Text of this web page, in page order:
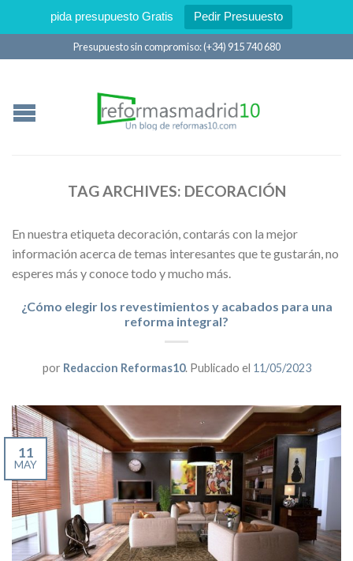
pida presupuesto Gratis Pedir Presuuesto
Presupuesto sin compromiso: (+34) 915 740 680
TAG ARCHIVES: DECORACIÓN
En nuestra etiqueta decoración, contarás con la mejor
información acerca de temas interesantes que te gustarán, no
esperes más y conoce todo y mucho más.
¿Cómo elegir los revestimientos y acabados para una
reforma integral?
por Redaccion Reformas10.Publicado el 11/05/2023
11
MAY